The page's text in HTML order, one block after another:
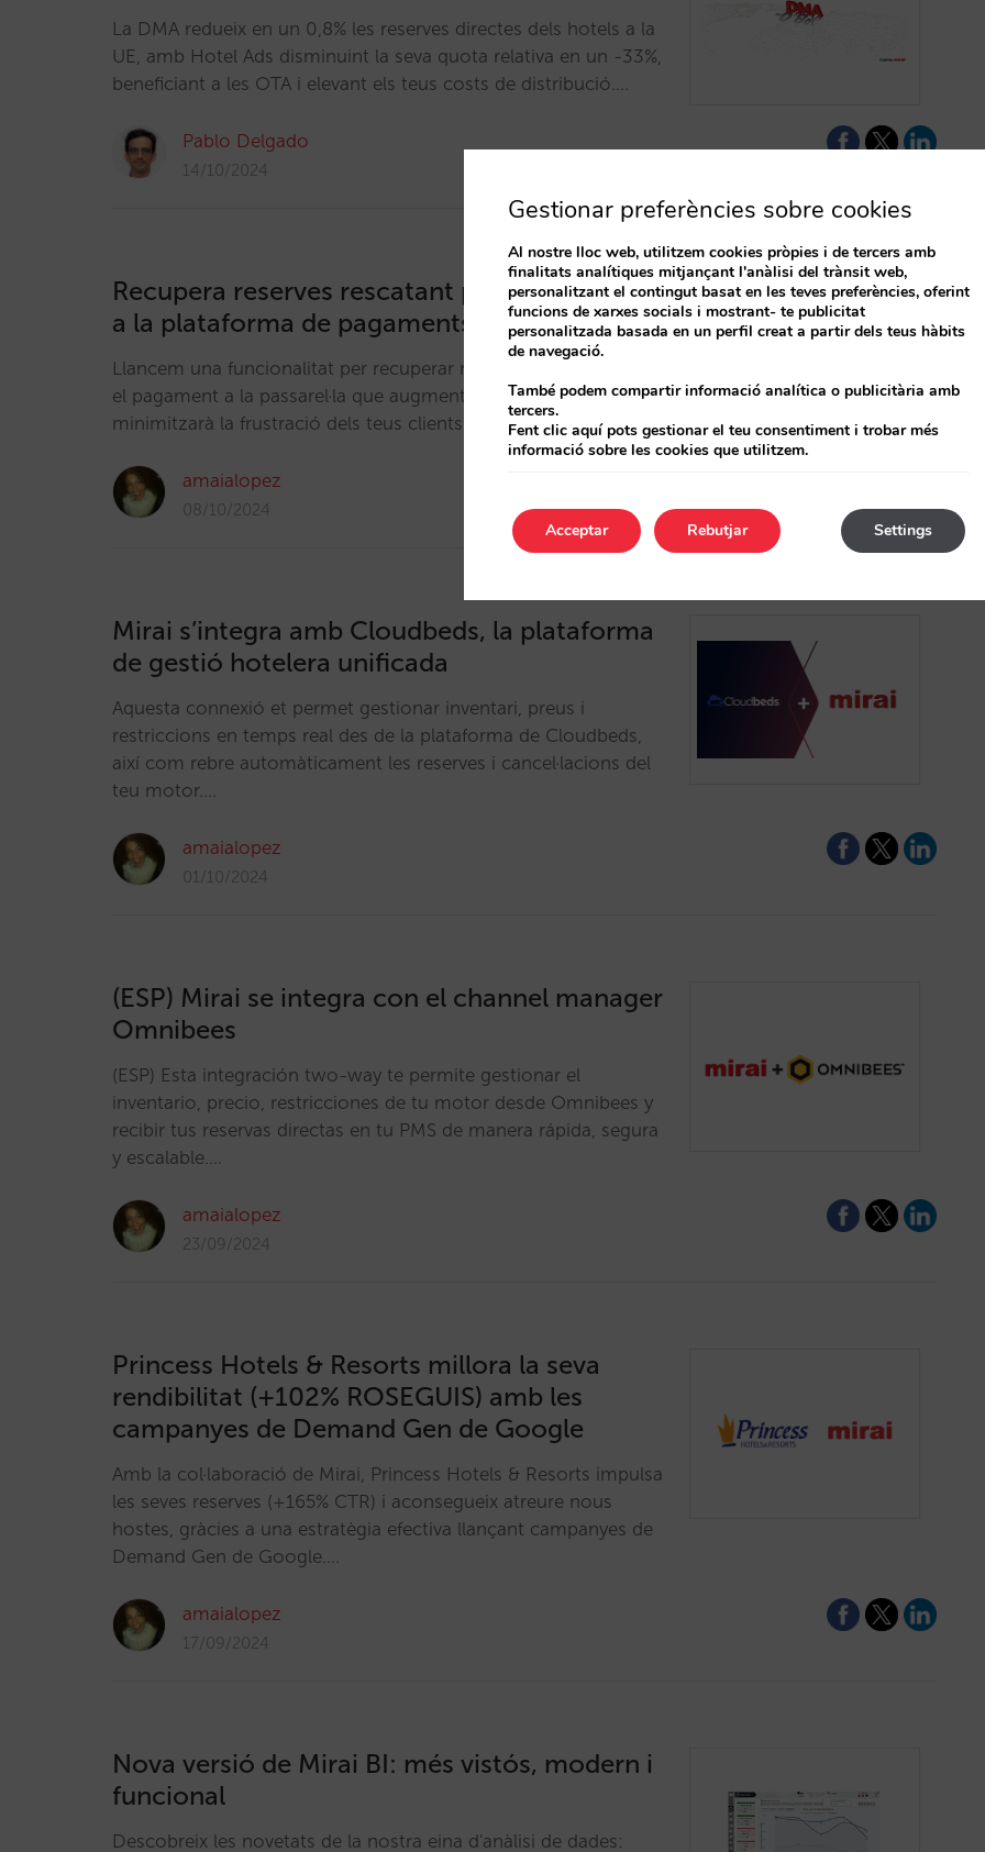
La DMA redueix en un 0,8% les reserves directes dels hotels a la
UE, amb Hotel Ads disminuint la seva quota relativa en un -33%,
beneficiant a les OTA i elevant els teus costs de distribució.…
Pablo Delgado
14/10/2024
Recupera reserves rescatant pagaments fallits
a la plataforma de pagaments
Llancem una funcionalitat per recuperar reserves en què ha fallat
el pagament a la passarel·la que augmentarà els teus ingressos i
minimitzarà la frustració dels teus clients.…
amaialopez
08/10/2024
Mirai s’integra amb Cloudbeds, la plataforma
de gestió hotelera unificada
Aquesta connexió et permet gestionar inventari, preus i
restriccions en temps real des de la plataforma de Cloudbeds,
així com rebre automàticament les reserves i cancel·lacions del
teu motor.…
amaialopez
01/10/2024
(ESP) Mirai se integra con el channel manager
Omnibees
(ESP) Esta integración two-way te permite gestionar el
inventario, precio, restricciones de tu motor desde Omnibees y
recibir tus reservas directas en tu PMS de manera rápida, segura
y escalable.…
amaialopez
23/09/2024
Princess Hotels & Resorts millora la seva
rendibilitat (+102% ROSEGUIS) amb les
campanyes de Demand Gen de Google
Amb la col·laboració de Mirai, Princess Hotels & Resorts impulsa
les seves reserves (+165% CTR) i aconsegueix atreure nous
hostes, gràcies a una estratègia efectiva llançant campanyes de
Demand Gen de Google.…
amaialopez
17/09/2024
Nova versió de Mirai BI: més vistós, modern i
funcional
Descobreix les novetats de la nostra eina d'anàlisi de dades:
Gestionar preferències sobre cookies
Al nostre lloc web, utilitzem cookies pròpies i de tercers amb
finalitats analítiques mitjançant l'anàlisi del trànsit web,
personalitzant el contingut basat en les teves preferències, oferint
funcions de xarxes socials i mostrant- te publicitat
personalitzada basada en un perfil creat a partir dels teus hàbits
de navegació.
També podem compartir informació analítica o publicitària amb
tercers.
Fent clic aquí pots gestionar el teu consentiment i trobar més
informació sobre les cookies que utilitzem.
Acceptar Settings
Rebutjar